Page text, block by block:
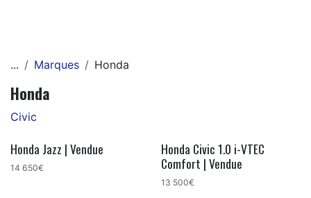
... Marques Honda
Honda
Civic
Honda Jazz | Vendue
14 650€
Honda Civic 1.0 i-VTEC
Comfort | Vendue
13 500€